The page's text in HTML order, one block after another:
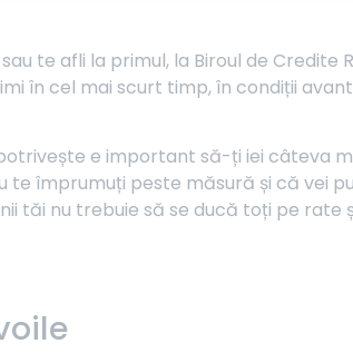
te afli la primul, la Biroul de
în cel mai scurt timp, în condiții
e important să-ți iei câteva
te împrumuți peste măsură și că vei
tăi nu trebuie să se ducă toți pe